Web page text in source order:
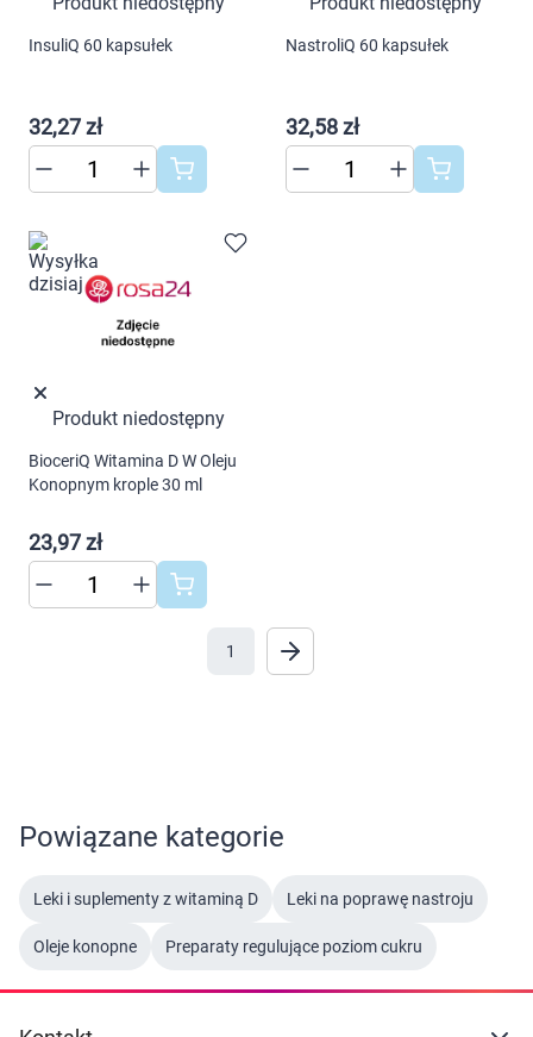
Korzystamy z plików cookies w celu
dostosowania zawartości serwisu do Twoich
preferencji. Więcej informacji znajdziesz w
warunki przechowywania lub dostępu do
"Ustawienia" lub możesz zaakceptować
ustawienia wszystkich cookies klikając
Ustawienia
AKCEPTUJĘ WSZYSTKIE
Higiena
Mężczyzna
Zabawki
Sprzęt medyczny
Motoryzacja
Grupy produktowe
Marki
InsuliQ 60 kapsułek
32,27 zł
NastroliQ 60 kapsułek
32,58 zł
Produkt niedostępny
BioceriQ Witamina D W Oleju
Konopnym krople 30 ml
23,97 zł
1
Powiązane kategorie
Leki i suplementy z witaminą D Leki na poprawę nastroju
Oleje konopne Preparaty regulujące poziom cukru